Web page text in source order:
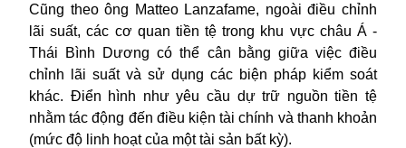
Cũng theo ông Matteo Lanzafame, ngoài điều chỉnh
lãi suất, các cơ quan tiền tệ trong khu vực châu Á -
Thái Bình Dương có thể cân bằng giữa việc điều
chỉnh lãi suất và sử dụng các biện pháp kiểm soát
khác. Điển hình như yêu cầu dự trữ nguồn tiền tệ
nhằm tác động đến điều kiện tài chính và thanh khoản
(mức độ linh hoạt của một tài sản bất kỳ).